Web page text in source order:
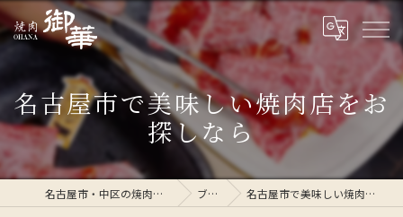
名古屋市で美味しい焼肉店をお
探しなら
名古屋市・中区の焼肉なら焼肉 御華 ブログ 名古屋市で美味しい焼肉店をお探しなら